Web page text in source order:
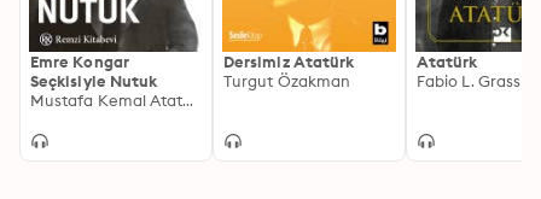
Emre Kongar
Seçkisiyle Nutuk
Mustafa Kemal Atatürk, Emre Kongar
Dersimiz Atatürk
Turgut Özakman
Atatürk
Fabio L. Grassi